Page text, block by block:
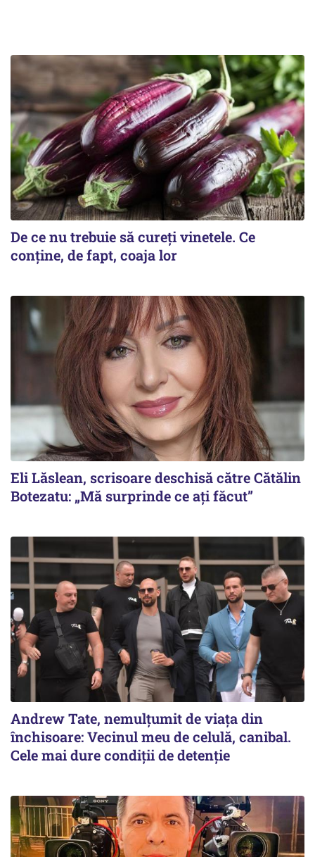
De ce nu trebuie să cureți vinetele. Ce
conține, de fapt, coaja lor
Eli Lăslean, scrisoare deschisă către Cătălin
Botezatu: „Mă surprinde ce ați făcut”
Andrew Tate, nemulțumit de viața din
închisoare: Vecinul meu de celulă, canibal.
Cele mai dure condiții de detenție